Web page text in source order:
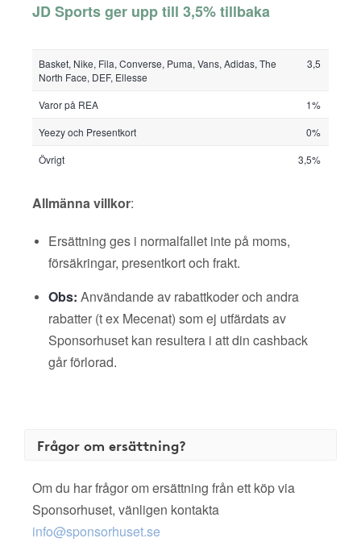
JD Sports ger upp till 3,5% tillbaka
Basket, Nike, Fila, Converse, Puma, Vans, Adidas, The
North Face, DEF, Ellesse
3,5
Varor på REA
1%
Yeezy och Presentkort
0%
Övrigt
3,5%
Allmänna villkor:
Ersättning ges i normalfallet inte på moms,
försäkringar, presentkort och frakt.
Obs: Användande av rabattkoder och andra
rabatter (t ex Mecenat) som ej utfärdats av
Sponsorhuset kan resultera i att din cashback
går förlorad.
Frågor om ersättning?
Om du har frågor om ersättning från ett köp via
Sponsorhuset, vänligen kontakta
info@sponsorhuset.se